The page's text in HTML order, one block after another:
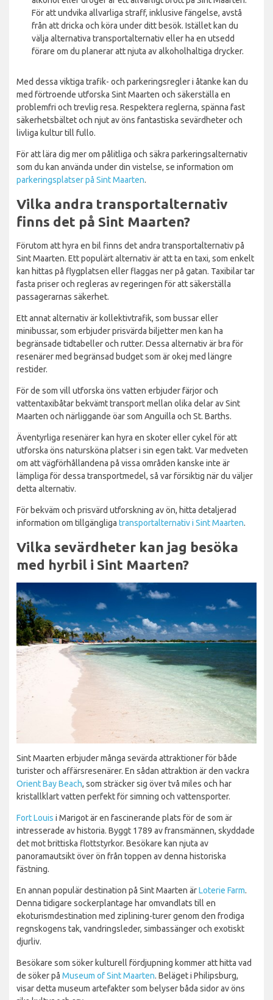
För att undvika allvarliga straff, inklusive fängelse, avstå
från att dricka och köra under ditt besök. Istället kan du
välja alternativa transportalternativ eller ha en utsedd
förare om du planerar att njuta av alkoholhaltiga drycker.
Med dessa viktiga trafik- och parkeringsregler i åtanke kan du
med förtroende utforska Sint Maarten och säkerställa en
problemfri och trevlig resa. Respektera reglerna, spänna fast
säkerhetsbältet och njut av öns fantastiska sevärdheter och
livliga kultur till fullo.
För att lära dig mer om pålitliga och säkra parkeringsalternativ
som du kan använda under din vistelse, se information om
parkeringsplatser på Sint Maarten.
Vilka andra transportalternativ
finns det på Sint Maarten?
Förutom att hyra en bil finns det andra transportalternativ på
Sint Maarten. Ett populärt alternativ är att ta en taxi, som enkelt
kan hittas på flygplatsen eller flaggas ner på gatan. Taxibilar tar
fasta priser och regleras av regeringen för att säkerställa
passagerarnas säkerhet.
Ett annat alternativ är kollektivtrafik, som bussar eller
minibussar, som erbjuder prisvärda biljetter men kan ha
begränsade tidtabeller och rutter. Dessa alternativ är bra för
resenärer med begränsad budget som är okej med längre
restider.
För de som vill utforska öns vatten erbjuder färjor och
vattentaxibåtar bekvämt transport mellan olika delar av Sint
Maarten och närliggande öar som Anguilla och St. Barths.
Äventyrliga resenärer kan hyra en skoter eller cykel för att
utforska öns natursköna platser i sin egen takt. Var medveten
om att vägförhållandena på vissa områden kanske inte är
lämpliga för dessa transportmedel, så var försiktig när du väljer
detta alternativ.
För bekväm och prisvärd utforskning av ön, hitta detaljerad
information om tillgängliga transportalternativ i Sint Maarten.
Vilka sevärdheter kan jag besöka
med hyrbil i Sint Maarten?
Sint Maarten erbjuder många sevärda attraktioner för både
turister och affärsresenärer. En sådan attraktion är den vackra
Orient Bay Beach, som sträcker sig över två miles och har
kristallklart vatten perfekt för simning och vattensporter.
Fort Louis i Marigot är en fascinerande plats för de som är
intresserade av historia. Byggt 1789 av fransmännen, skyddade
det mot brittiska flottstyrkor. Besökare kan njuta av
panoramautsikt över ön från toppen av denna historiska
fästning.
En annan populär destination på Sint Maarten ärLoterie Farm.
Denna tidigare sockerplantage har omvandlats till en
ekoturismdestination med ziplining-turer genom den frodiga
regnskogens tak, vandringsleder, simbassänger och exotiskt
djurliv.
Besökare som söker kulturell fördjupning kommer att hitta vad
de söker på Museum of Sint Maarten. Beläget i Philipsburg,
visar detta museum artefakter som belyser båda sidor av öns